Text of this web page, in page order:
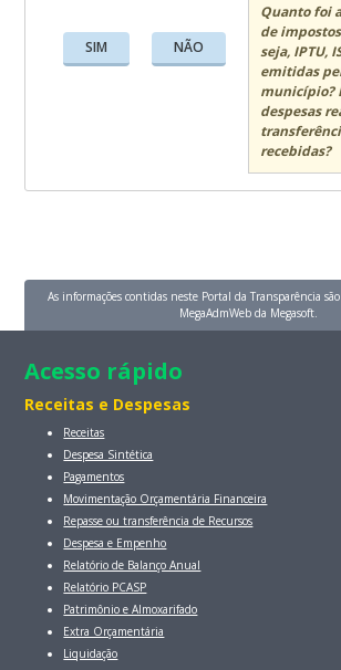
SIM NÃO
Quanto foi
de
seja, IPTU,
emitidas
município?
despesas
recebidas?
As informações contidas neste Portal da Transparência
MegaAdmWeb da Megasoft.
Acesso rápido
Receitas e Despesas
Receitas
Despesa Sintética
Pagamentos
Movimentação Orçamentária Financeira
Repasse ou transferência de Recursos
Despesa e Empenho
Relatório de Balanço Anual
Relatório PCASP
Patrimônio e Almoxarifado
Extra Orçamentária
Liquidação